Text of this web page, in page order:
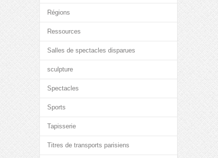
Régions
Ressources
Salles de spectacles disparues
sculpture
Spectacles
Sports
Tapisserie
Titres de transports parisiens